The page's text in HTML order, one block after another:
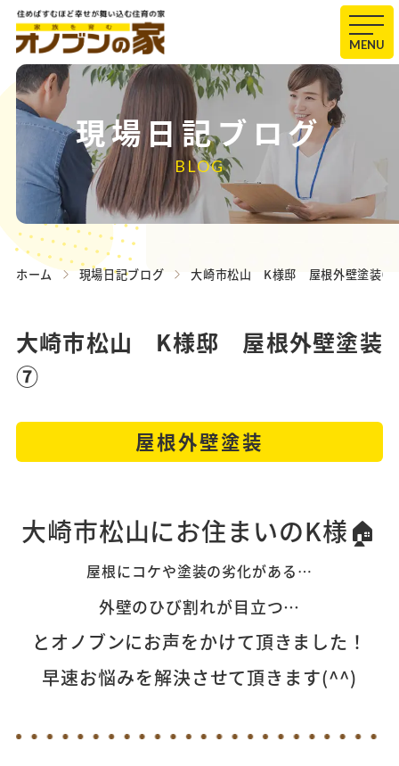
MENU
現場日記ブログ
BLOG
ホーム 現場日記ブログ 大崎市松山 K様邸 屋根外壁塗装⑦
大崎市松山 K様邸 屋根外壁塗装
⑦
屋根外壁塗装
大崎市松山にお住まいのK様🏠
屋根にコケや塗装の劣化がある…
外壁のひび割れが目立つ…
とオノブンにお声をかけて頂きました！
早速お悩みを解決させて頂きます(^^)